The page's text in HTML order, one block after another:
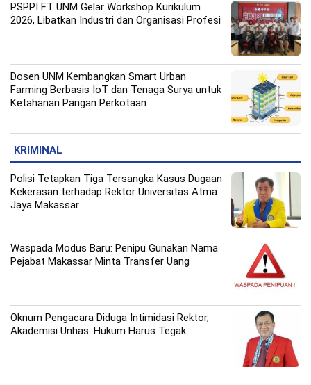
PSPPI FT UNM Gelar Workshop Kurikulum
2026, Libatkan Industri dan Organisasi Profesi
Dosen UNM Kembangkan Smart Urban
Farming Berbasis IoT dan Tenaga Surya untuk
Ketahanan Pangan Perkotaan
KRIMINAL
Polisi Tetapkan Tiga Tersangka Kasus Dugaan
Kekerasan terhadap Rektor Universitas Atma
Jaya Makassar
Waspada Modus Baru: Penipu Gunakan Nama
Pejabat Makassar Minta Transfer Uang
Oknum Pengacara Diduga Intimidasi Rektor,
Akademisi Unhas: Hukum Harus Tegak